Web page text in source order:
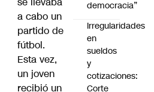
a cabo un
partido de
fútbol.
Esta vez,
un joven
recibió un
democracia”
Irregularidades
en
sueldos
y
cotizaciones:
Corte